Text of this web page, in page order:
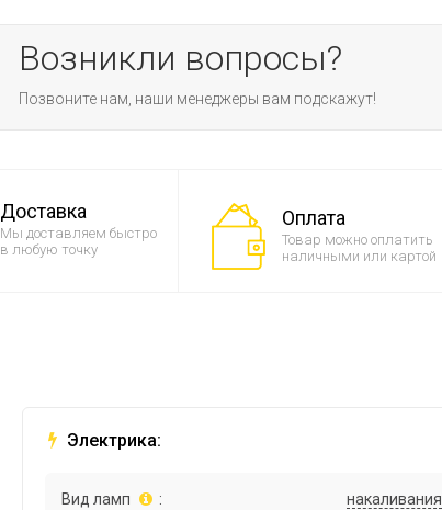
Возникли вопросы?
Позвоните нам, наши менеджеры вам подскажут!
Доставка
Мы доставляем быстро
в любую точку
Оплата
Товар можно оплатить
наличными или картой
Электрика:
Вид ламп : накаливания